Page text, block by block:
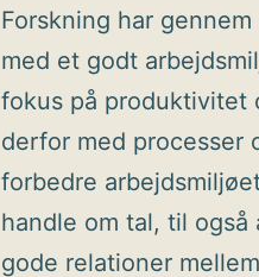
Forskning har
med et godt
fokus på produktivitet
derfor med processer
forbedre
handle om tal, til også
gode relationer